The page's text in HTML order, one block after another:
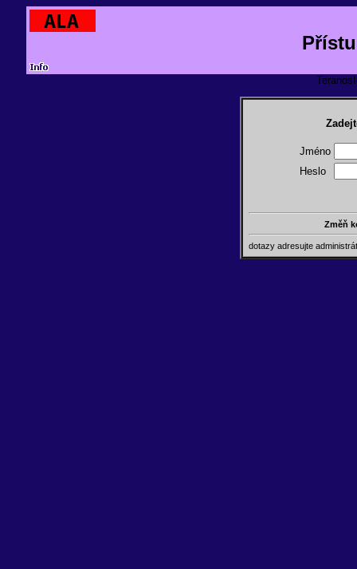
Jméno
Heslo
Změň
dotazy adresujte